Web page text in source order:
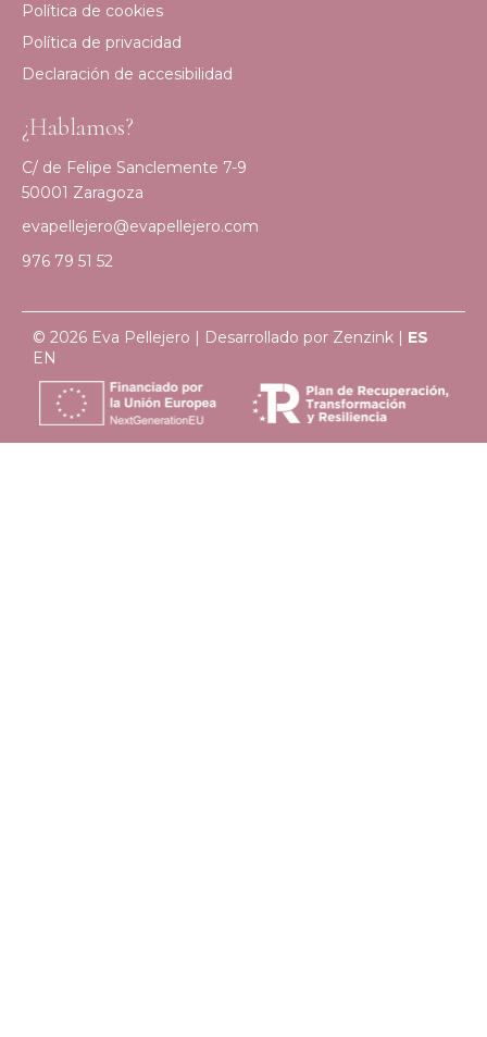
Política de cookies
Política de privacidad
Declaración de accesibilidad
¿Hablamos?
C/ de Felipe Sanclemente 7-9
50001 Zaragoza
evapellejero@evapellejero.com
976 79 51 52
© 2026 Eva Pellejero | Desarrollado por Zenzink
ES
EN